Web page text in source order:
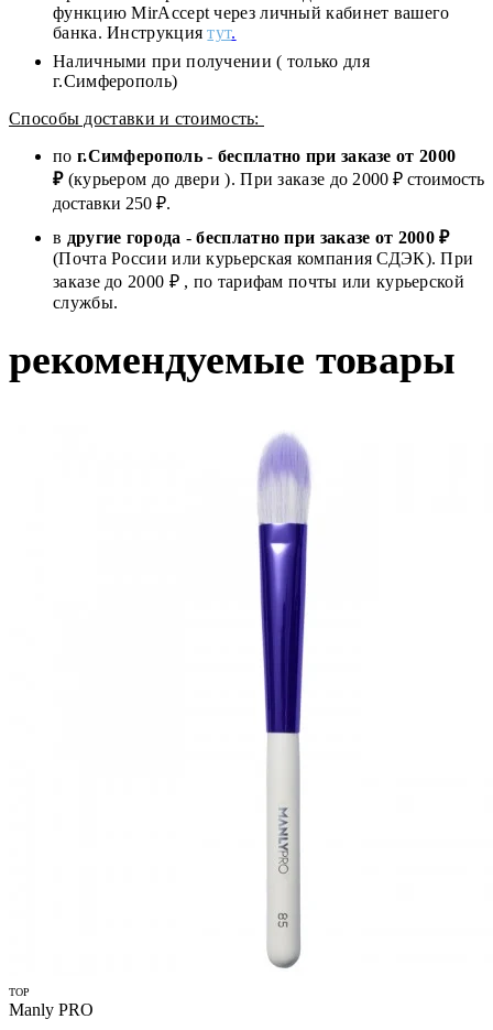
функцию MirAccept через личный кабинет вашего
банка. Инструкциятут.
Наличными при получении ( только для
г.Симферополь)
Способы доставки и стоимость:
по г.Симферополь- бесплатно при заказе от 2000
₽(курьером до двери ). При заказе до 2000 ₽ стоимость
доставки 250 ₽.
в другие города -бесплатно при заказе от 2000 ₽
(Почта России или курьерская компания СДЭК). При
заказе до 2000 ₽ , по тарифам почты или курьерской
службы.
рекомендуемые товары
TOP
Manly PRO